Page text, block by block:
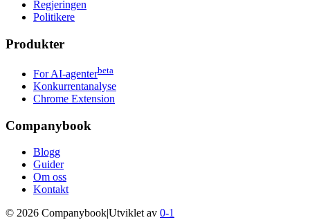
Regjeringen
Politikere
Produkter
For AI-agenterbeta
Konkurrentanalyse
Chrome Extension
Companybook
Blogg
Guider
Om oss
Kontakt
© 2026 CompanybookUtviklet av 0-1